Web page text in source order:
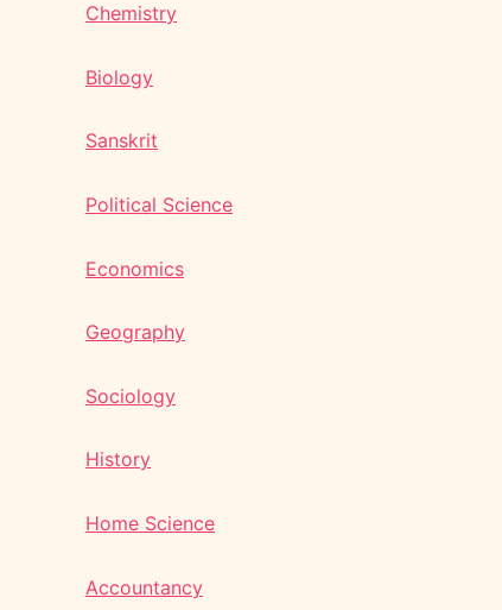
Chemistry
Biology
Sanskrit
Political Science
Economics
Geography
Sociology
History
Home Science
Accountancy